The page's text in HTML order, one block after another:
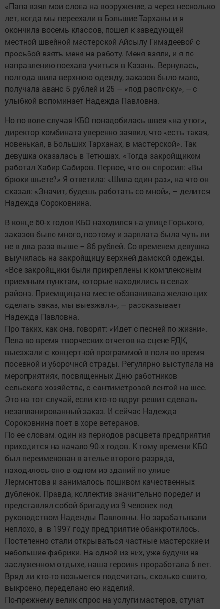
«Папа взял мои слова на вооружение, а через несколько
лет, когда мы переехали в Большие Тарханы и я
окончила восемь классов, пошел к заведующей
местной швейной мас­терской Айсылу Гимадеевой с
просьбой взять меня на работу. Меня взяли, и я по
направлению поехала учиться в Казань. Вернулась,
полгода шила верхнюю одежду, заказов было мало,
получала аванс 5 рублей и 25 – «под расписку», – с
улыбкой вспоминает Надежда Павловна.
Но по воле случая КБО понадобилась швея «на утюг»,
директор комбината уверенно заявил, что «есть такая,
новенькая, в Больших Тарханах, в мастерской». Так
девушка оказалась в Тетюшах. «Тогда закройщиком
работал Хабир Сабиров. Первое, что он спросил: «Вы
брюки шьете?» Я ответила: «Шила один раз», на что он
сказал: «Значит, будешь работать со мной», – делится
Надежда Сороковнина.
В конце 60-х годов КБО находился на улице Горького,
заказов было много, поэтому и зарплата была чуть ли
не в два раза выше – 86 рублей. Со временем девушка
выучилась на закройщицу верхней дамской одежды.
«Все закройщики были прикреплены к комплексным
приемным пунктам, которые находились в селах
района. Приемщица на месте обзванивала желающих
сделать заказ, мы выезжали», – рассказывает
Надежда Павловна.
Про таких, как она, говорят: «Идет с песней по жизни».
Пела во время творческих отчетов на сцене РДК,
выезжали с концертной программой в поля во время
посевной и уборочной страды. Регулярно выступала на
мероприятиях, посвященных Дню работников
сельского хозяйства, с сантимет­ровой лентой на шее.
Это на тот случай, если кто-то вдруг решит сделать
незапланированный заказ. И сейчас Надежда
Сороковнина поет в хоре ветеранов.
По ее словам, один из периодов расцвета предприятия
приходится на начало 90-х годов. К тому времени КБО
был переименован в ателье второго разряда,
находилось оно в одном из зданий по улице
Лермонтова и занималось пошивом качественных
дубленок. Правда, коллектив значительно поредел и
представлял собой бригаду из 9 человек под
руководством Надежды Павловны. Но зарабатывали
неплохо, а в 1997 году предприятие обанкротилось.
Постепенно стали открываться частные мастерские и
небольшие фабрики. На одной из них, уже будучи на
заслуженном отдыхе, наша героиня проработала 6 лет.
Вряд ли кто-то возьмется подсчитать, сколько сшито,
выкроено, переделано ею изделий.
По-прежнему велик спрос на услуги мастеров, стучат